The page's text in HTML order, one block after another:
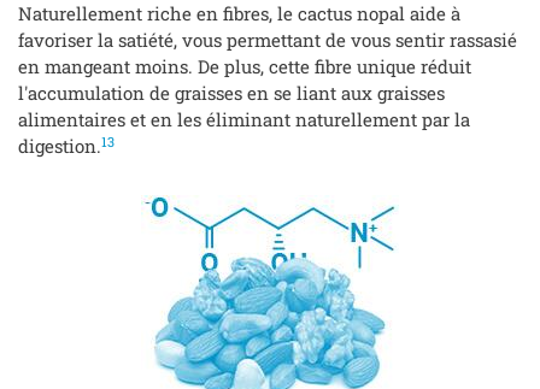
Naturellement riche en fibres, le cactus nopal aide à
favoriser la satiété, vous permettant de vous sentir rassasié
en mangeant moins. De plus, cette fibre unique réduit
l'accumulation de graisses en se liant aux graisses
alimentaires et en les éliminant naturellement par la
digestion.13